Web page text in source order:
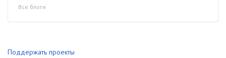
Все блоги
Поддержать проекты